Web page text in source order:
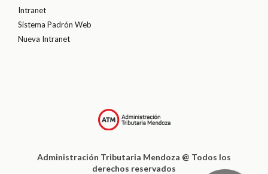
Intranet
Sistema Padrón Web
Nueva Intranet
Administración Tributaria Mendoza @ Todos los
derechos reservados